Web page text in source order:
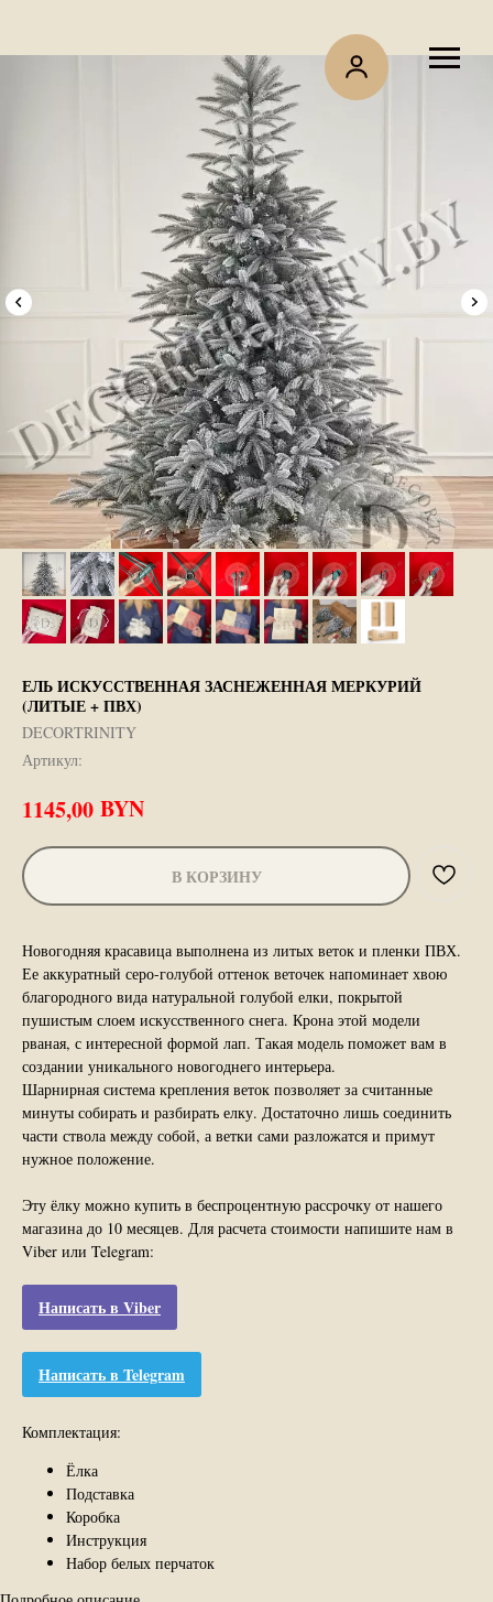
ЕЛЬ ИСКУССТВЕННАЯ ЗАСНЕЖЕННАЯ МЕРКУРИЙ
(ЛИТЫЕ + ПВХ)
DECORTRINITY
Артикул:
1145,00 BYN
В КОРЗИНУ
Новогодняя красавица выполнена из литых веток и пленки ПВХ.
Ее аккуратный серо-голубой оттенок веточек напоминает хвою
благородного вида натуральной голубой елки, покрытой
пушистым слоем искусственного снега. Крона этой модели
рваная, с интересной формой лап. Такая модель поможет вам в
создании уникального новогоднего интерьера.
Шарнирная система крепления веток позволяет за считанные
минуты собирать и разбирать елку. Достаточно лишь соединить
части ствола между собой, а ветки сами разложатся и примут
нужное положение.
Эту ёлку можно купить в беспроцентную рассрочку от нашего
магазина до 10 месяцев. Для расчета стоимости напишите нам в
Viber или Telegram:
Написать в Viber
Написать в Telegram
Комплектация:
Ёлка
Подставка
Коробка
Инструкция
Набор белых перчаток